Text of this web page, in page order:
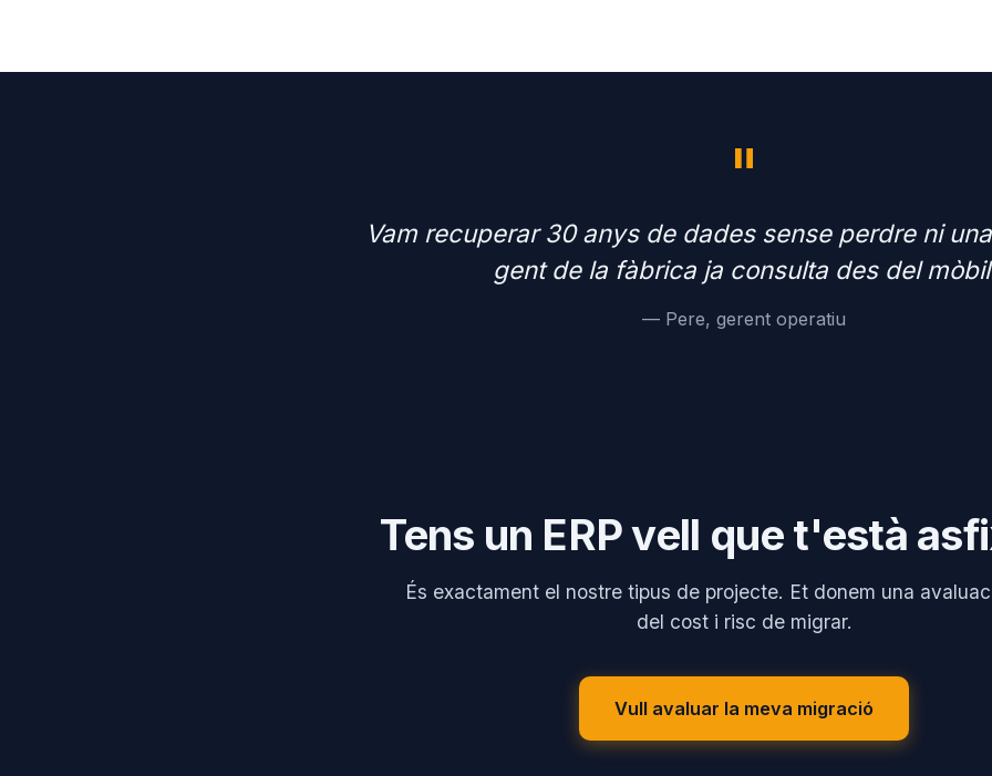
"
Vam recuperar 30 anys de dades sense perdre ni
gent de la fàbrica ja consulta des del
— Pere, gerent operatiu
Tens un ERP vell que t'està
És exactament el nostre tipus de projecte. Et donem una
del cost i risc de migrar.
Vull avaluar la meva migració